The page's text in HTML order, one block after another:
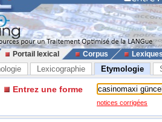
Portail lexical Corpus
Lexicographie Etymologie
Entrez une forme
notices corrigées